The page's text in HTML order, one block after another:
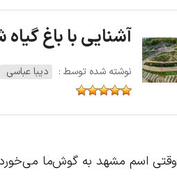
آشنایی با باغ
نوشته شده توسط : دیبا عباسی
وقتی اسم مشهد به گوش‌ما